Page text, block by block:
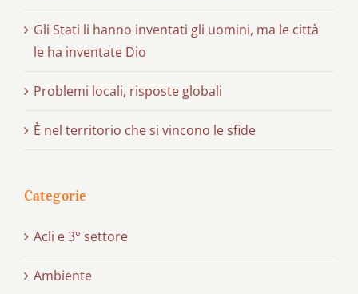
Gli Stati li hanno inventati gli uomini, ma le città
le ha inventate Dio
Problemi locali, risposte globali
È nel territorio che si vincono le sfide
Categorie
Acli e 3° settore
Ambiente